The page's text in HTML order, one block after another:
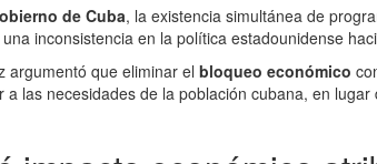
de Cuba, la existencia simultánea de
inconsistencia en la política estadounidense
argumentó que eliminar el bloqueo económico
a las necesidades de la población cubana, en